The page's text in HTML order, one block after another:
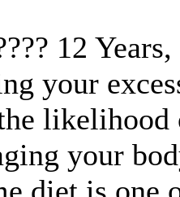
12
your
your